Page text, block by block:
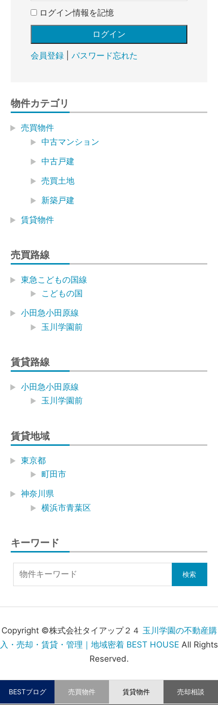
BESTブログ 売買物件 賃貸物件 売却相談
ログイン情報を記憶
会員登録| パスワード忘れた
物件カテゴリ
売買物件
中古マンション
中古戸建
売買土地
新築戸建
賃貸物件
売買路線
東急こどもの国線
こどもの国
小田急小田原線
玉川学園前
賃貸路線
小田急小田原線
玉川学園前
賃貸地域
東京都
町田市
神奈川県
横浜市青葉区
キーワード
Copyright ©株式会社タイアップ２４ 玉川学園の不動産購
入・売却・賃貸・管理｜地域密着 BEST HOUSE All Rights
Reserved.